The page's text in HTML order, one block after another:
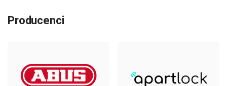
Producenci